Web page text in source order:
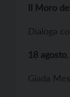
Il Moro
Dialoga
18 agosto
Giada